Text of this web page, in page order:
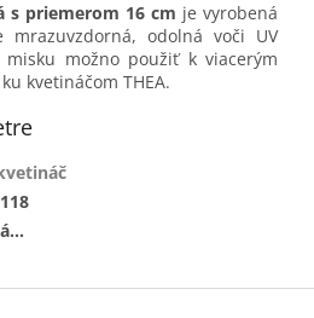
s priemerom 16 cm je vyrobená
mrazuvzdorná, odolná voči UV
možno použiť k viacerým
kvetináčom THEA.